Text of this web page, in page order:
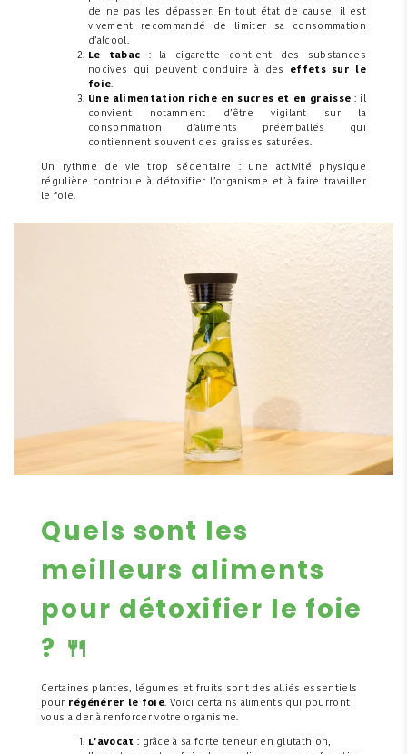
de ne pas les dépasser. En tout état de cause, il est
vivement recommandé de limiter sa consommation
d’alcool.
Le tabac : la cigarette contient des substances
nocives qui peuvent conduire à des effets sur le
foie.
Une alimentation riche en sucres et en graisse: il
convient notamment d’être vigilant sur la
consommation d’aliments préemballés qui
contiennent souvent des graisses saturées.
Un rythme de vie trop sédentaire : une activité physique
régulière contribue à détoxifier l’organisme et à faire travailler
le foie.
Quels sont les
meilleurs aliments
pour détoxifier le foie
? 🍴
Certaines plantes, légumes et fruits sont des alliés essentiels
pour régénérer le foie. Voici certains aliments qui pourront
vous aider à renforcer votre organisme.
L’avocat : grâce à sa forte teneur en glutathion,